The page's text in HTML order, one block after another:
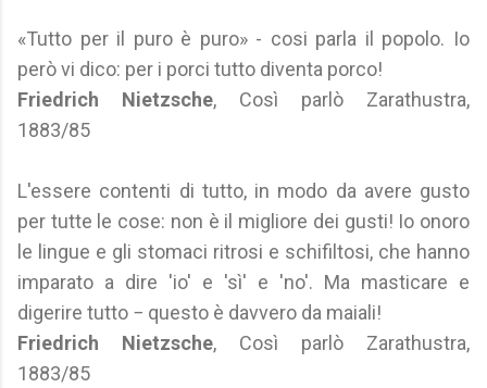
«Tutto per il puro è puro» - cosi parla il popolo. Io
però vi dico: per i porci tutto diventa porco!
Friedrich Nietzsche, Così parlò Zarathustra,
1883/85
L'essere contenti di tutto, in modo da avere gusto
per tutte le cose: non è il migliore dei gusti! Io onoro
le lingue e gli stomaci ritrosi e schifiltosi, che hanno
imparato a dire 'io' e 'sì' e 'no'. Ma masticare e
digerire tutto − questo è davvero da maiali!
Friedrich Nietzsche, Così parlò Zarathustra,
1883/85